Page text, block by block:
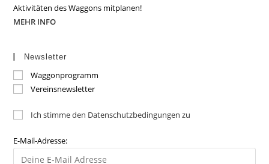
Aktivitäten des Waggons mitplanen!
MEHR INFO
Newsletter
Waggonprogramm
Vereinsnewsletter
Ich stimme den Datenschutzbedingungen zu
E-Mail-Adresse: